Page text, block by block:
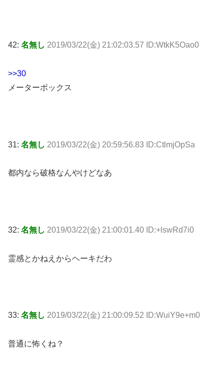
42: 名無し 2019/03/22(金) 21:02:03.57 ID:WtkK5Oao0
>>30
メーターボックス
31: 名無し 2019/03/22(金) 20:59:56.83 ID:CtlmjOpSa
都内なら破格なんやけどなあ
32: 名無し 2019/03/22(金) 21:00:01.40 ID:+lswRd7i0
霊感とかねえからヘーキだわ
33: 名無し 2019/03/22(金) 21:00:09.52 ID:WuiY9e+m0
普通に怖くね？